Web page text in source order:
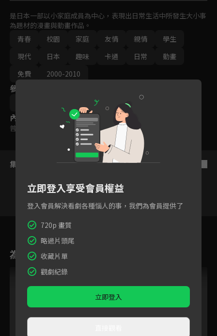
是日本一部以小家庭成員為中心，表現出日常生活中所發生大小事
為題材的漫畫與動畫作品。
青春
校園 家庭 友情 親情
學生
現代
日本 趣味 卡通 日常
動畫
免費
2000-2010
參與演員
內容標籤
普遍級
集數列表
121 122
為您推薦
立即登入享受會員權益
登入會員解決看劇各種惱人的事，我們為會員提供了
720p 畫質
略過片頭尾
收藏片單
觀劇紀錄
立即登入